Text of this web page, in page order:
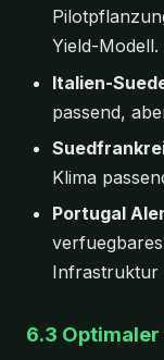
Yield-Modell.
Italien-
passend,
Klima
Portugal
Infrastruktur
6.3